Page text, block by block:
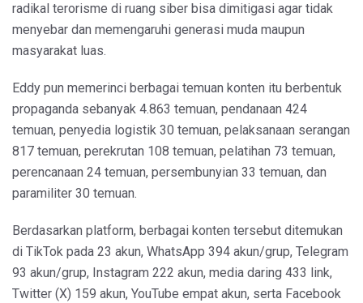
radikal terorisme di ruang siber bisa dimitigasi agar tidak
menyebar dan memengaruhi generasi muda maupun
masyarakat luas.
Eddy pun memerinci berbagai temuan konten itu berbentuk
propaganda sebanyak 4.863 temuan, pendanaan 424
temuan, penyedia logistik 30 temuan, pelaksanaan serangan
817 temuan, perekrutan 108 temuan, pelatihan 73 temuan,
perencanaan 24 temuan, persembunyian 33 temuan, dan
paramiliter 30 temuan.
Berdasarkan platform, berbagai konten tersebut ditemukan
di TikTok pada 23 akun, WhatsApp 394 akun/grup, Telegram
93 akun/grup, Instagram 222 akun, media daring 433 link,
Twitter (X) 159 akun, YouTube empat akun, serta Facebook